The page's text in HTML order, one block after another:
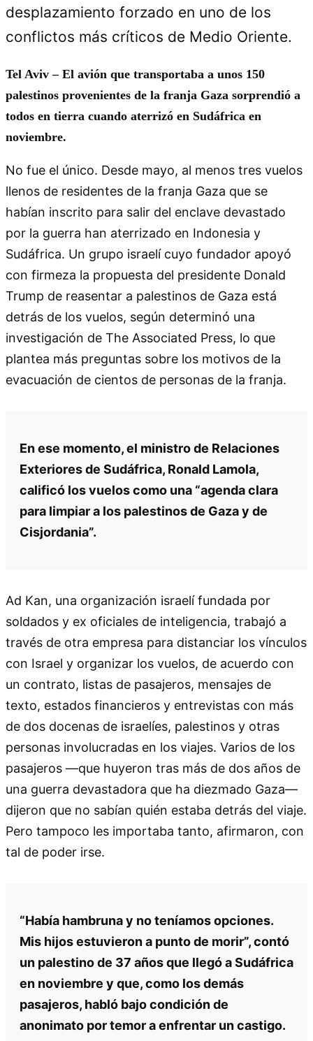
desplazamiento forzado en uno de los
conflictos más críticos de Medio Oriente.
Tel Aviv – El avión que transportaba a unos 150
palestinos provenientes de la franja Gaza sorprendió a
todos en tierra cuando aterrizó en Sudáfrica en
noviembre.
No fue el único. Desde mayo, al menos tres vuelos
llenos de residentes de la franja Gaza que se
habían inscrito para salir del enclave devastado
por la guerra han aterrizado en Indonesia y
Sudáfrica. Un grupo israelí cuyo fundador apoyó
con firmeza la propuesta del presidente Donald
Trump de reasentar a palestinos de Gaza está
detrás de los vuelos, según determinó una
investigación de The Associated Press, lo que
plantea más preguntas sobre los motivos de la
evacuación de cientos de personas de la franja.
En ese momento, el ministro de Relaciones
Exteriores de Sudáfrica, Ronald Lamola,
calificó los vuelos como una “agenda clara
para limpiar a los palestinos de Gaza y de
Cisjordania”.
Ad Kan, una organización israelí fundada por
soldados y ex oficiales de inteligencia, trabajó a
través de otra empresa para distanciar los vínculos
con Israel y organizar los vuelos, de acuerdo con
un contrato, listas de pasajeros, mensajes de
texto, estados financieros y entrevistas con más
de dos docenas de israelíes, palestinos y otras
personas involucradas en los viajes. Varios de los
pasajeros —que huyeron tras más de dos años de
una guerra devastadora que ha diezmado Gaza—
dijeron que no sabían quién estaba detrás del viaje.
Pero tampoco les importaba tanto, afirmaron, con
tal de poder irse.
“Había hambruna y no teníamos opciones.
Mis hijos estuvieron a punto de morir”, contó
un palestino de 37 años que llegó a Sudáfrica
en noviembre y que, como los demás
pasajeros, habló bajo condición de
anonimato por temor a enfrentar un castigo.